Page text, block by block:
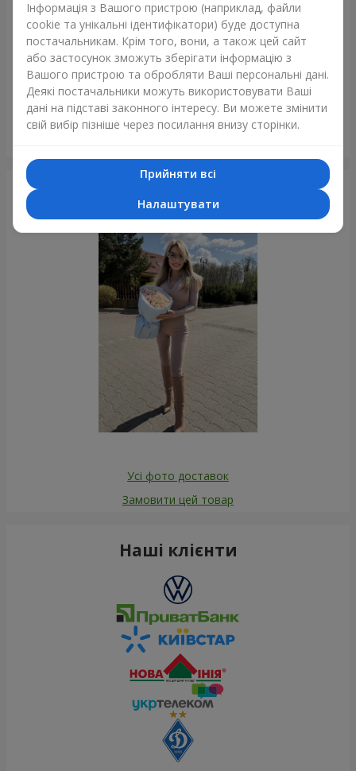
Букет троянд "Моїй красунечці!"
Фотогалерея
Усі фото доставок
Замовити цей товар
Наші клієнти
Інформація з Вашого пристрою (наприклад, файли
cookie та унікальні ідентифікатори) буде доступна
постачальникам. Крім того, вони, а також цей сайт
або застосунок зможуть зберігати інформацію з
Вашого пристрою та обробляти Ваші персональні дані.
Деякі постачальники можуть використовувати Ваші
дані на підставі законного інтересу. Ви можете змінити
свій вибір пізніше через посилання внизу сторінки.
Прийняти всі
Налаштувати